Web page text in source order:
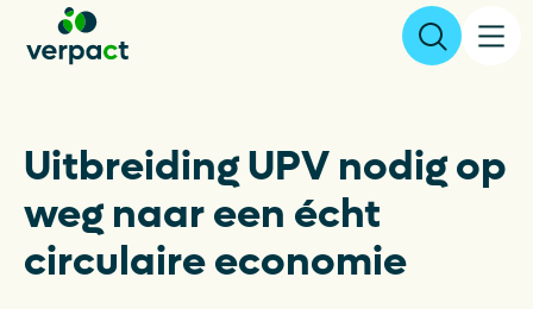
Over ons
Resultaten
Uitbreiding UPV nodig op
weg naar een écht
circulaire economie